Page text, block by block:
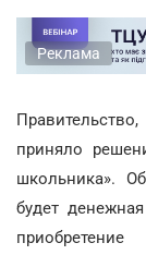
Реклама
приняло
школьника».
будет